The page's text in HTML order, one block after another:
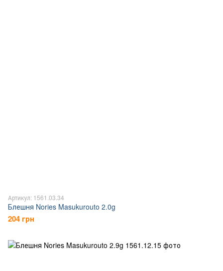
Артикул: 1561.03.34
Блешня Nories Masukurouto 2.0g
204 грн